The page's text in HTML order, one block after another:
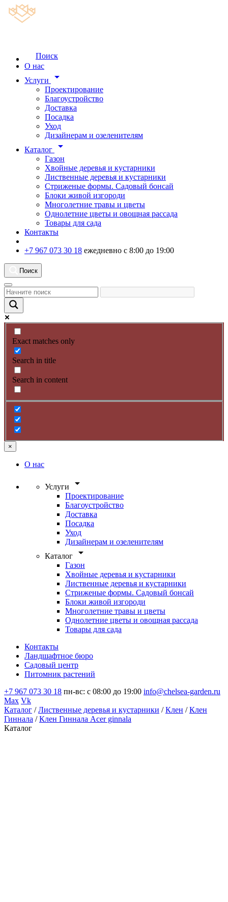
Поиск
О нас
Услуги
arrow_drop_down
Проектирование
Благоустройство
Доставка
Посадка
Уход
Дизайнерам и озеленителям
Каталог
arrow_drop_down
Газон
Хвойные деревья и кустарники
Лиственные деревья и кустарники
Стриженые формы. Садовый бонсай
Блоки живой изгороди
Многолетние травы и цветы
Однолетние цветы и овощная рассада
Товары для сада
Контакты
+7 967 073 30 18 ежедневно с 8:00 до 19:00
Поиск
Exact matches only
Search in title
Search in content
×
О нас
Услуги arrow_drop_down
Проектирование
Благоустройство
Доставка
Посадка
Уход
Дизайнерам и озеленителям
Каталог
arrow_drop_down
Газон
Хвойные деревья и кустарники
Лиственные деревья и кустарники
Стриженые формы. Садовый бонсай
Блоки живой изгороди
Многолетние травы и цветы
Однолетние цветы и овощная рассада
Товары для сада
Контакты
Ландшафтное бюро
Садовый центр
Питомник растений
+7 967 073 30 18 пн-вс: с 08:00 до 19:00 info@chelsea-garden.ru
Max Vk
Каталог /Лиственные деревья и кустарники /Клен /Клен
Гиннала /Клен Гиннала Acer ginnala
Каталог